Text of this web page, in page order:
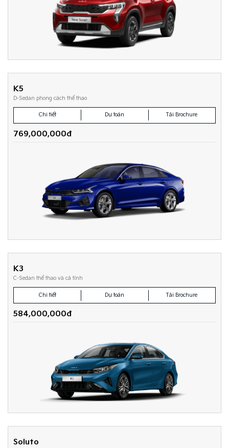
K5
D-Sedan phong cách thể thao
Chi tiết Dự toán Tải Brochure
769,000,000đ
K3
C-Sedan thể thao và cá tính
Chi tiết Dự toán Tải Brochure
584,000,000đ
Soluto